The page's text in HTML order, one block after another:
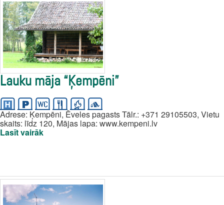
Lauku māja “Ķempēni”
Adrese: Ķempēni, Ēveles pagasts Tālr.: +371 29105503, Vietu
skaits: līdz 120, Mājas lapa: www.kempeni.lv
Lasīt vairāk